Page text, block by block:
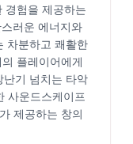
경험을 제공하는
러운 에너지와
차분하고 쾌활한
플레이어에게
난기 넘치는 타악
사운드스케이프
제공하는 창의